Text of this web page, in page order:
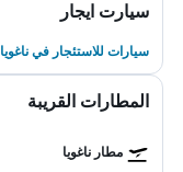
سيارت ايجار
سيارات للاستئجار في ناغويا
المطارات القريبة
مطار ناغويا